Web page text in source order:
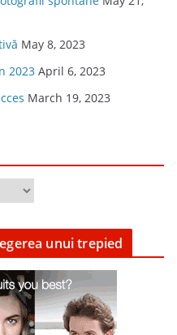
May 8, 2023
2023 April 6, 2023
March 19, 2023
unui trepied